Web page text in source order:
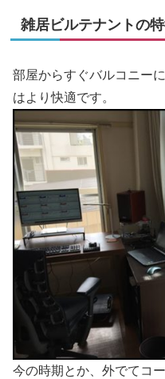
雑居ビルテナントの
部屋からすぐバルコニー
はより快適です。
今の時期とか、外でてコ